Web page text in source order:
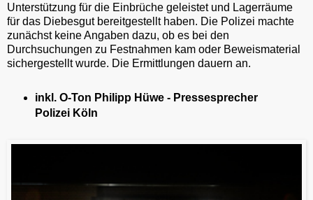
Unterstützung für die Einbrüche geleistet und Lagerräume
für das Diebesgut bereitgestellt haben. Die Polizei machte
zunächst keine Angaben dazu, ob es bei den
Durchsuchungen zu Festnahmen kam oder Beweismaterial
sichergestellt wurde. Die Ermittlungen dauern an.
inkl. O-Ton Philipp Hüwe - Pressesprecher
Polizei Köln